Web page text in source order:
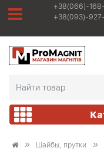
+38(066)-
+38(093)-
Шайбы, прутки